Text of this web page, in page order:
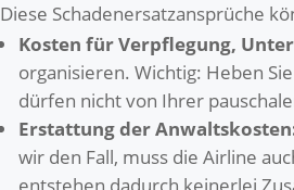
Diese Schadenersatzansprüche
Kosten für Verpflegung,
organisieren. Wichtig: Heben
dürfen nicht von Ihrer
Erstattung der
wir den Fall, muss die Airline